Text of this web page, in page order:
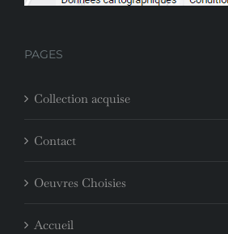
PAGES
Collection acquise
Contact
Oeuvres Choisies
Accueil